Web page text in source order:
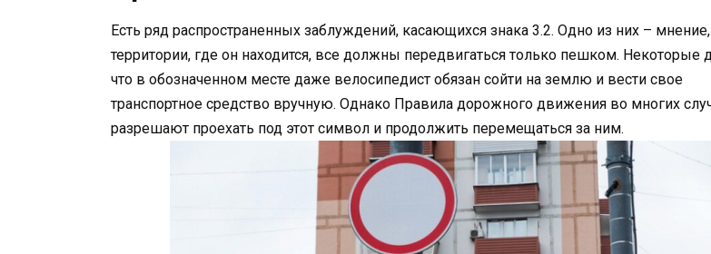
Есть ряд распространенных заблуждений, касающихся знака 3.2. Одно из них – мнение,
территории, где он находится, все должны передвигаться только пешком. Некоторые
что в обозначенном месте даже велосипедист обязан сойти на землю и вести свое
транспортное средство вручную. Однако Правила дорожного движения во многих
разрешают проехать под этот символ и продолжить перемещаться за ним.